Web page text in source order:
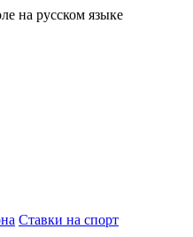
на русском языке
Ставки на спорт